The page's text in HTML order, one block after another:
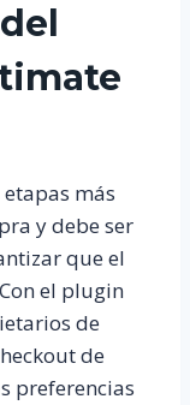
más
y debe ser
que el
el plugin
de
de
preferencias